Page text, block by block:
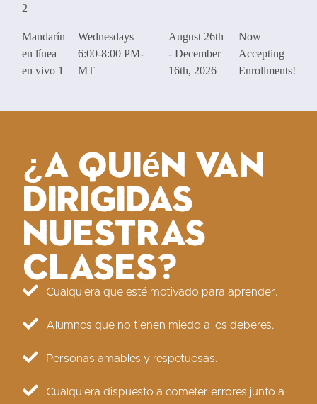
2
Mandarín
en línea
en vivo 1
Wednesdays
6:00-8:00 PM-
MT
August 26th
- December
16th, 2026
Now
Accepting
Enrollments!
¿A quién van
dirigidas
nuestras
clases?
Cualquiera que esté motivado para aprender.
Alumnos que no tienen miedo a los deberes.
Personas amables y respetuosas.
Cualquiera dispuesto a cometer errores junto a